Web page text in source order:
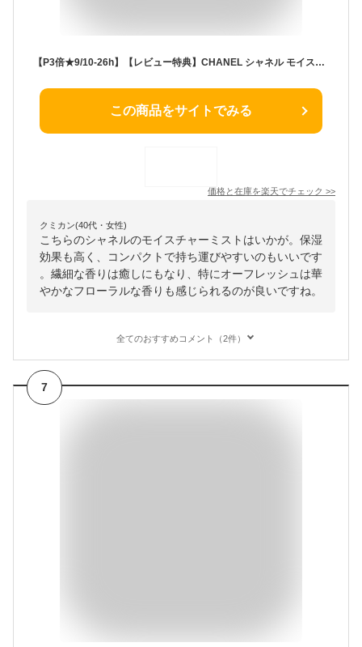
【P3倍★9/10-26h】【レビュー特典】CHANEL シャネル モイスチャー ミスト 100ml チャンス オー タンドゥル オーフレッシュ コスメ 化粧品 ボディケア 保湿 メンズ レディース ブランド 新品 正規品 ギフト プレゼント デパコス
この商品をサイトでみる
価格と在庫を楽天でチェック >>
クミカン(40代・女性)
こちらのシャネルのモイスチャーミストはいかが。保湿
効果も高く、コンパクトで持ち運びやすいのもいいです
。繊細な香りは癒しにもなり、特にオーフレッシュは華
やかなフローラルな香りも感じられるのが良いですね。
全てのおすすめコメント（2件）
7